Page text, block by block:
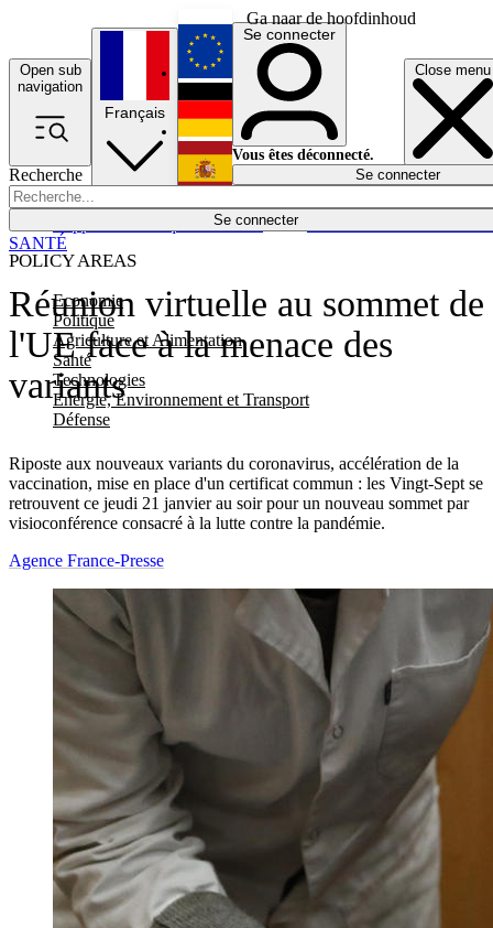
Ga naar de hoofdinhoud
Open sub
navigation
Close menu
Recherche
Se connecter
POLICY AREAS
Economie
Politique
Agriculture et Alimentation
Santé
Technologies
Energie, Environnement et Transport
Défense
Économie
Français
English
Deutsch
Español
Se connecter
Vous êtes déconnecté.
Se connecter
Réunion virtuelle au sommet de
l'UE face à la menace des
variants
Riposte aux nouveaux variants du coronavirus, accélération de la
vaccination, mise en place d'un certificat commun : les Vingt-Sept se
retrouvent ce jeudi 21 janvier au soir pour un nouveau sommet par
visioconférence consacré à la lutte contre la pandémie.
SANTÉ
Agence France-Presse